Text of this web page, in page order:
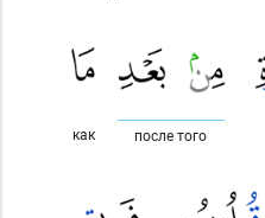
после того
как